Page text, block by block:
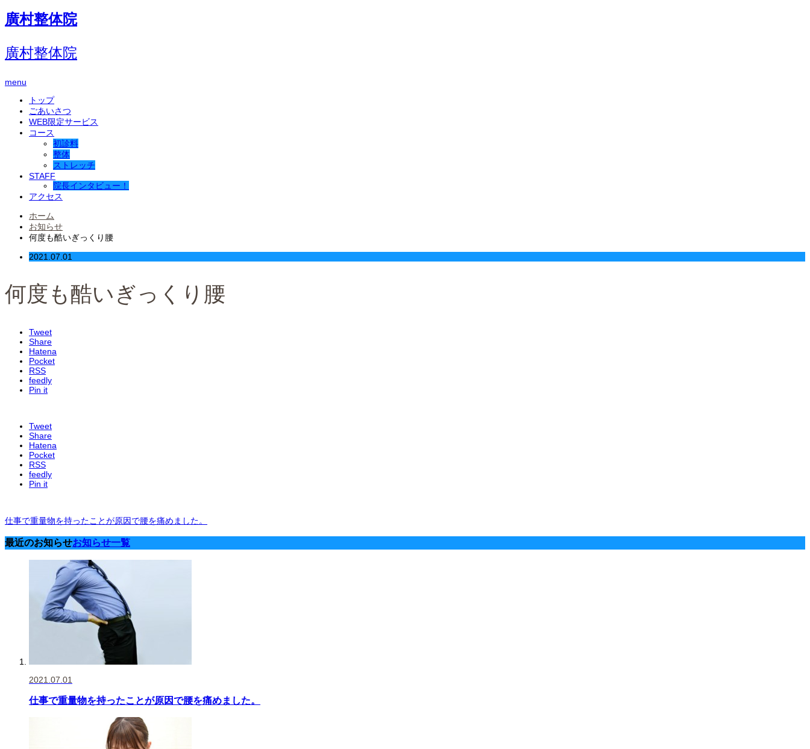
廣村整体院
廣村整体院
menu
トップ
ごあいさつ
WEB限定サービス
コース
初診料
整体
ストレッチ
STAFF
院長インタビュー！
アクセス
ホーム
お知らせ
何度も酷いぎっくり腰
2021.07.01
何度も酷いぎっくり腰
Tweet
Share
Hatena
Pocket
RSS
feedly
Pin it
Tweet
Share
Hatena
Pocket
RSS
feedly
Pin it
仕事で重量物を持ったことが原因で腰を痛めました。
最近のお知らせお知らせ一覧
2021.07.01
仕事で重量物を持ったことが原因で腰を痛めました。